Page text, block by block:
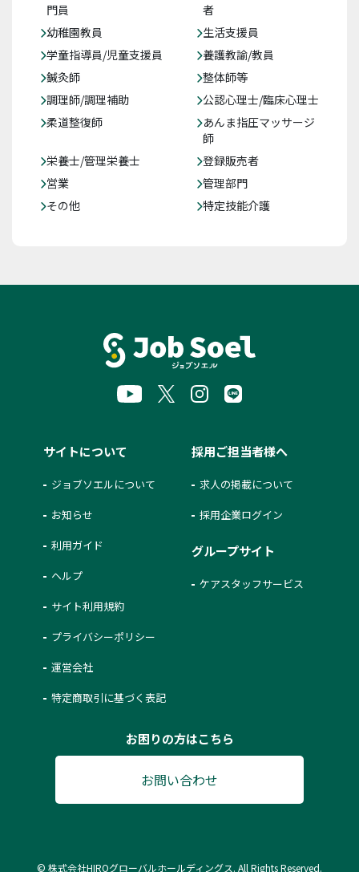
門員
者
幼稚園教員
生活支援員
学童指導員/児童支援員
養護教諭/教員
鍼灸師
整体師等
調理師/調理補助
公認心理士/臨床心理士
柔道整復師
あんま指圧マッサージ
師
栄養士/管理栄養士
登録販売者
営業
管理部門
その他
特定技能介護
サイトについて
ジョブソエルについて
お知らせ
利用ガイド
ヘルプ
サイト利用規約
プライバシーポリシー
運営会社
特定商取引に基づく表記
採用ご担当者様へ
求人の掲載について
採用企業ログイン
グループサイト
ケアスタッフサービス
お困りの方はこちら
お問い合わせ
© 株式会社HIROグローバルホールディングス. All Rights Reserved.